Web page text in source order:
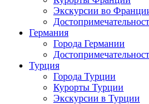
Экскурсии во
Германия
Города Германии
Турция
Города Турции
Курорты Турции
Экскурсии в Турции